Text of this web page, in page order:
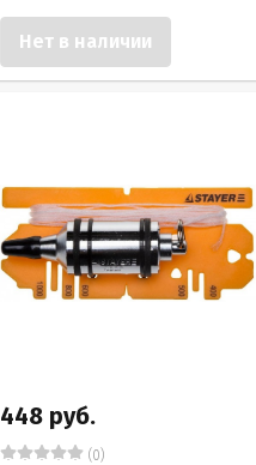
Нет в наличии
448 руб.
(0)